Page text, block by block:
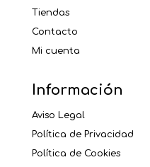
Tiendas
Contacto
Mi cuenta
Información
Aviso Legal
Política de Privacidad
Política de Cookies